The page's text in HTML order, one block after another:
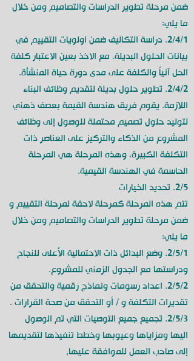
ضمن مرحلة تطوير الدراسات والتصاميم ومن خلال
ما يلي:
2/4/1. دراسة التكاليف ضمن اولويات التقييم في
بيانات الحلول البديلة. مع الاخذ بعين الاعتبار كلفة
الحل آنياً والكلفة على مدى دورة حياة المنشأة.
2/4/2. تطوير حلول بديلة لتقديم وظائف البناء
اللازمة. يقوم فريق هندسة القيمة بعصف ذهني
لتوليد حلول تصميم محتملة للوصول إلى وظائف
المشروع من الذكاء والتركيز على العناصر ذات
التكلفة الكبيرة، وهذه المرحلة هي المرحلة
الحاسمة في الهندسة القيمية.
2/5. تحديد الخيارات
تتم هذه المرحلة كمرحلة لاحقة لمرحلة التقييم و
ضمن مرحلة تطوير الدراسات والتصاميم ومن خلال
ما يلي:
2/5/1. وضع البدائل ذات الاحتمالية الأعلى للنجاح
ودراستها مع الجدول الزمني للمشروع.
2/5/2. اعداد رسومات ونماذج رقمية والتحقق من
تقديرات التكلفة و / أو التحقق من صحة القرارات .
2/5/3. تجميع جميع التوصيات التي تم الوصول
اليها ومزاياها وعيوبها وخطط تنفيذها لتقديمها
إلى صاحب العمل للموافقة عليها,